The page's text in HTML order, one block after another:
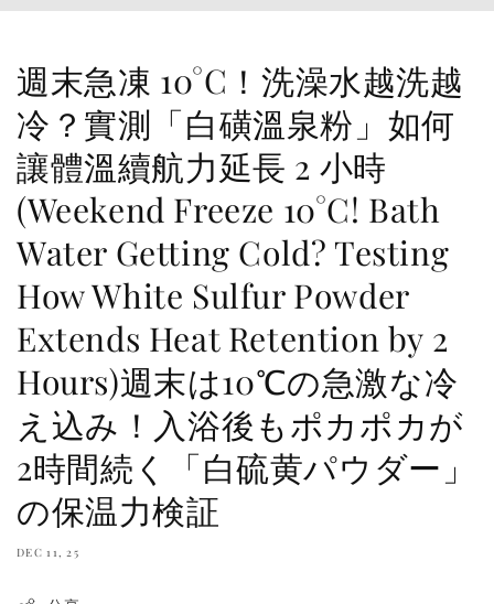
週末急凍 10°C！洗澡水越洗越
冷？實測「白磺溫泉粉」如何
讓體溫續航力延長 2 小時
(Weekend Freeze 10°C! Bath
Water Getting Cold? Testing
How White Sulfur Powder
Extends Heat Retention by 2
Hours)週末は10℃の急激な冷
え込み！入浴後もポカポカが
2時間続く「白硫黄パウダー」
の保温力検証
DEC 11, 25